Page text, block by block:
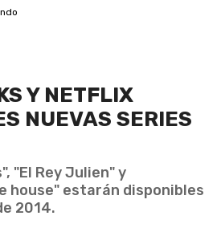
Y NETFLIX
NUEVAS SERIES
"El Rey Julien" y
house" estarán disponibles
2014.